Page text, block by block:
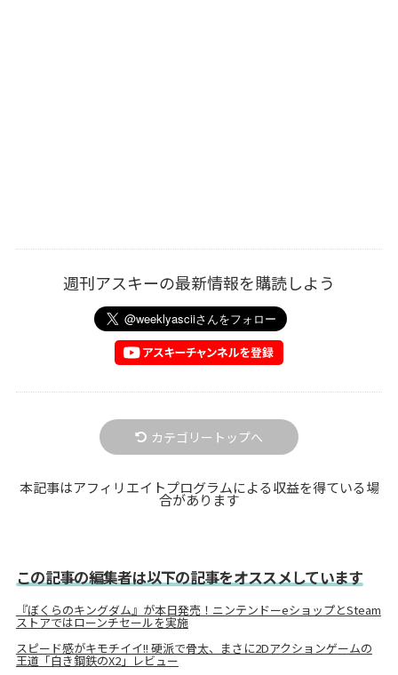
週刊アスキーの最新情報を購読しよう
カテゴリートップへ
本記事はアフィリエイトプログラムによる収益を得ている場
合があります
この記事の編集者は以下の記事をオススメしています
『ぼくらのキングダム』が本日発売！ニンテンドーeショップとSteam
ストアではローンチセールを実施
スピード感がキモチイイ!! 硬派で骨太、まさに2Dアクションゲームの
王道「白き鋼鉄のX2」レビュー